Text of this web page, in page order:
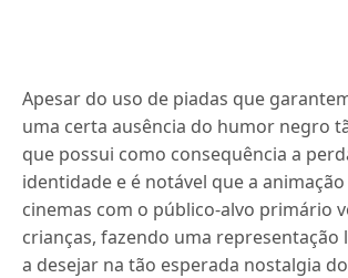
Apesar do uso de piadas que
uma certa ausência do humor negro
que possui como consequência a
identidade e é notável que a
cinemas com o público-alvo primário
crianças, fazendo uma representação
a desejar na tão esperada nostalgia